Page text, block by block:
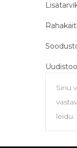
Sinu
leidu.